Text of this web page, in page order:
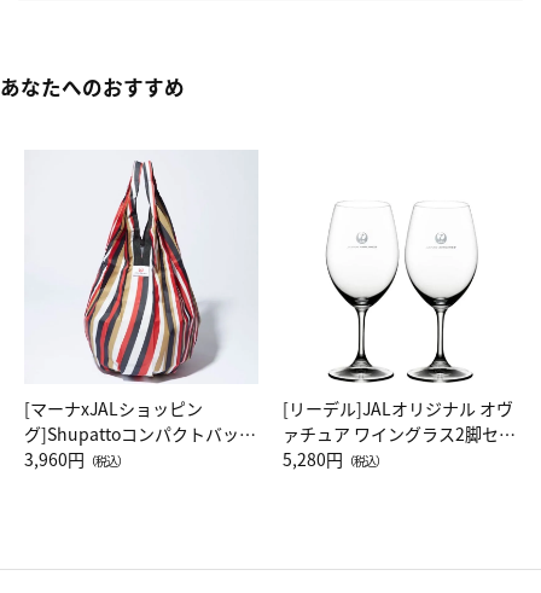
あなたへのおすすめ
[マーナxJALショッピン
グ]Shupattoコンパクトバッグ
Drop JAL客室乗務員（LC）ス
3,960円 （税込）
[リーデル]JALオリジナル オヴ
ァチュア ワイングラス2脚セッ
ト（レッドワイン）
5,280円 （税込）